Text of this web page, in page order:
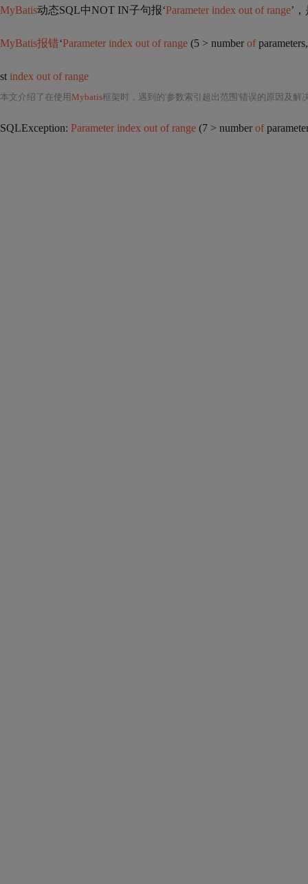
MyBatis动态SQL中NOT IN子句报‘Parameter index out of range’
MyBatis报错‘Parameter index out of range (5 > number of
st index out of range
本文介绍了在使用Mybatis框架时，遇到的'参数索引超出范围'错误的原因及解
SQLException: Parameter index out of range (7 > number of